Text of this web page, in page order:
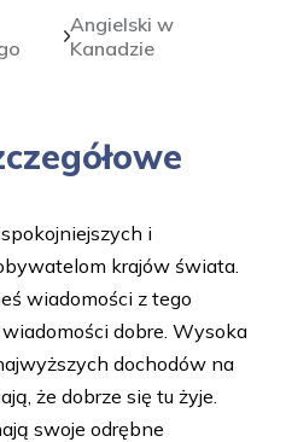
Angielski w
Kanadzie
i
krajów świata.
wiadomości z tego
dobre. Wysoka
dochodów na
że dobrze się tu żyje.
swoje odrębne